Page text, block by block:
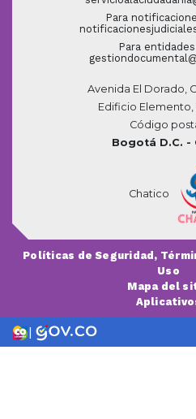
Para
Para
Avenida El Dorado,
Edificio Elemento,
Código
Bogotá D.C. -
Chatico
Políticas de Seguridad,
Uso
Mapa del
|